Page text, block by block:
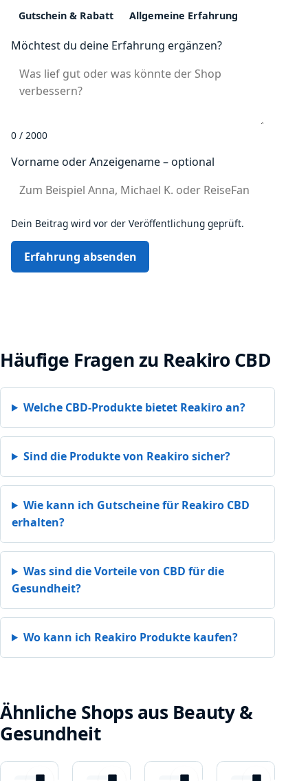
Gutschein & Rabatt
Allgemeine Erfahrung
Möchtest du deine Erfahrung ergänzen?
0 / 2000
Vorname oder Anzeigename – optional
Dein Beitrag wird vor der Veröffentlichung geprüft.
Erfahrung absenden
Häufige Fragen zu Reakiro CBD
Welche CBD-Produkte bietet Reakiro an?
Sind die Produkte von Reakiro sicher?
Wie kann ich Gutscheine für Reakiro CBD
erhalten?
Was sind die Vorteile von CBD für die
Gesundheit?
Wo kann ich Reakiro Produkte kaufen?
Ähnliche Shops aus Beauty &
Gesundheit